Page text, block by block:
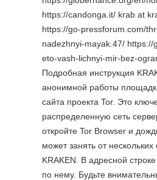
https://candonga.it/ krab at
https://go-pressforum.com/
nadezhnyi-mayak.47/
eto-vash-lichnyi-mir-bez-
Подробная инструкция
анонимной работы
сайта проекта Tor. Это
распределенную сеть
откройте Tor Browser и
может занять от
KRAKEN. В адресной
по нему. Будьте